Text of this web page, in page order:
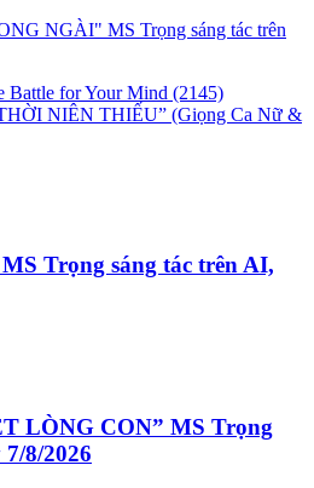
NGÀI" MS Trọng sáng tác trên
Battle for Your Mind (2145)
NIÊN THIẾU” (Giọng Ca Nữ &
Trọng sáng tác trên AI,
LÒNG CON” MS Trọng
8/2026